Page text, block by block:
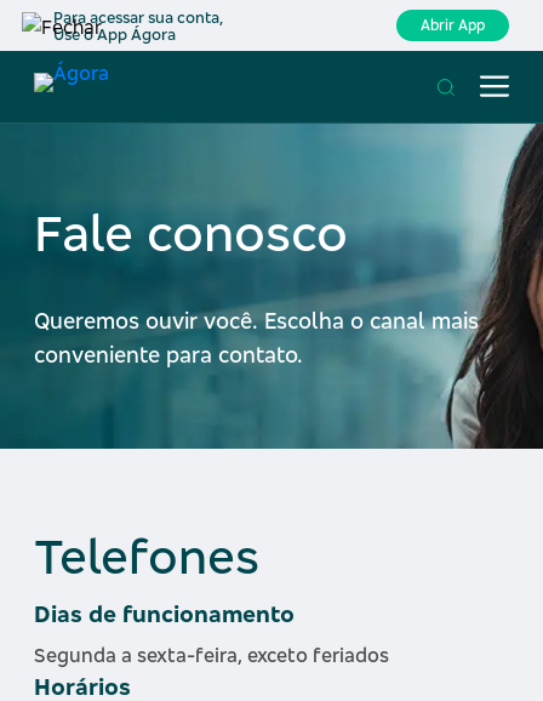
Para acessar sua conta,
Use o App Ágora
Abrir App
Fale conosco
Queremos ouvir você. Escolha o canal mais
conveniente para contato.
Telefones
Dias de funcionamento
Segunda a sexta-feira, exceto feriados
Horários